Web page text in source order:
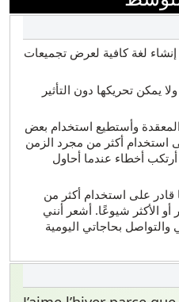
لغة كافية لعرض تجميعات
تحريكها دون التأثير
وأستطيع استخدام بعض
استخدام أكثر من مجرد الزمن
أخطاء عندما أحاول
على استخدام أكثر من
أو الأكثر شيوعًا. أشعر أنني
بحاجاتي اليومية